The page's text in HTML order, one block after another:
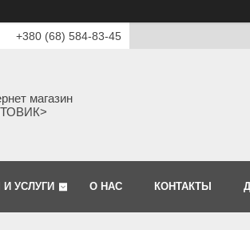
+380 (68) 584-83-45
магазин
УСЛУГИ О НАС КОНТАКТЫ